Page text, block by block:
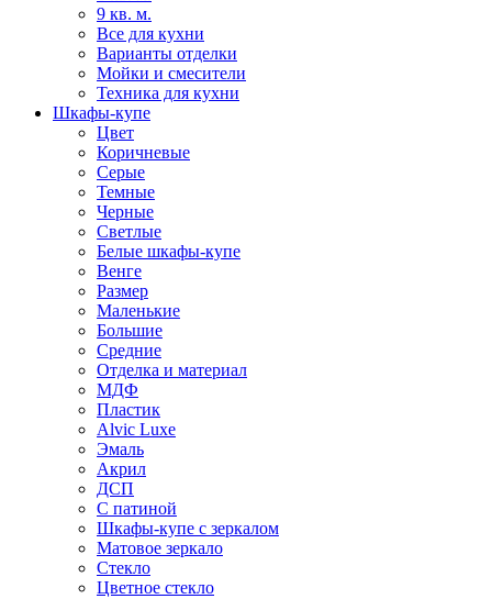
9 кв. м.
Все для кухни
Варианты отделки
Мойки и смесители
Техника для кухни
Шкафы-купе
Цвет
Коричневые
Серые
Темные
Черные
Светлые
Белые шкафы-купе
Венге
Размер
Маленькие
Большие
Средние
Отделка и материал
МДФ
Пластик
Alvic Luxe
Эмаль
Акрил
ДСП
С патиной
Шкафы-купе с зеркалом
Матовое зеркало
Стекло
Цветное стекло